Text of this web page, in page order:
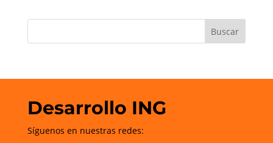
Desarrollo ING
Síguenos en nuestras redes: